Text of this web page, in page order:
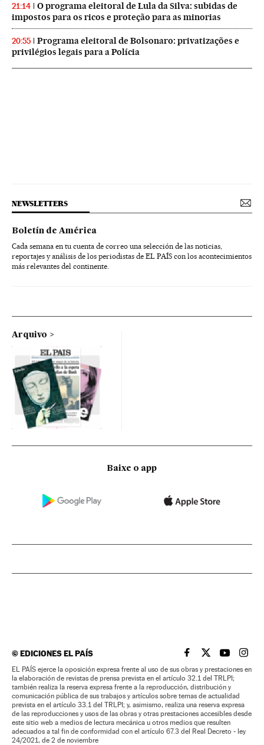
21:14
O programa eleitoral de Lula da Silva: subidas de
impostos para os ricos e proteção para as minorias
20:55
Programa eleitoral de Bolsonaro: privatizações e
privilégios legais para a Polícia
NEWSLETTERS
Boletín de América
Cada semana en tu cuenta de correo una selección de las noticias,
reportajes y análisis de los periodistas de EL PAÍS con los acontecimientos
más relevantes del continente.
Arquivo
Baixe o app
©EDICIONES EL PAÍS EL PAÍS BRASIL EN
EL PAÍSEL PAÍS
EL
EL PAÍS ejerce la oposición expresa frente al uso de sus obras y prestaciones en
la elaboración de revistas de prensa prevista en el artículo 32.1 del TRLPI;
también realiza la reserva expresa frente a la reproducción, distribución y
comunicación pública de sus trabajos y artículos sobre temas de actualidad
prevista en el artículo 33.1 del TRLPI; y, asimismo, realiza una reserva expresa
de las reproducciones y usos de las obras y otras prestaciones accesibles desde
este sitio web a medios de lectura mecánica u otros medios que resulten
adecuados a tal fin de conformidad con el artículo 67.3 del Real Decreto - ley
24/2021, de 2 de noviembre